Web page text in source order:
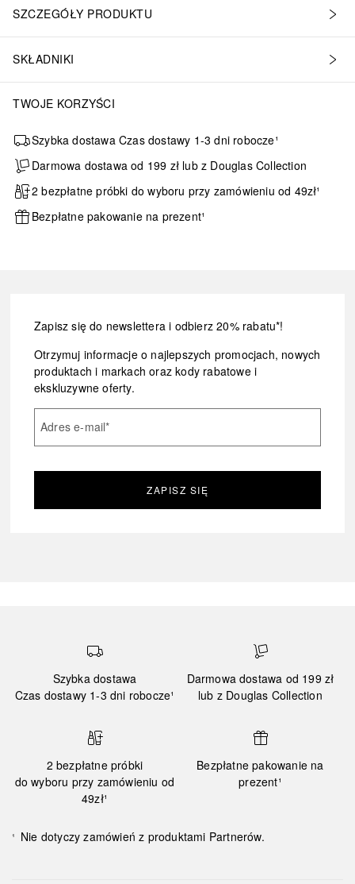
SZCZEGÓŁY PRODUKTU
SKŁADNIKI
TWOJE KORZYŚCI
Szybka dostawa Czas dostawy 1-3 dni robocze¹
Darmowa dostawa od 199 zł lub z Douglas Collection
2 bezpłatne próbki do wyboru przy zamówieniu od 49zł¹
Bezpłatne pakowanie na prezent¹
Zapisz się do newslettera i odbierz 20% rabatu*!
Otrzymuj informacje o najlepszych promocjach, nowych
produktach i markach oraz kody rabatowe i
ekskluzywne oferty.
Adres e-mail*
ZAPISZ SIĘ
Szybka dostawa
Czas dostawy 1-3 dni robocze¹
Darmowa dostawa od 199 zł
lub z Douglas Collection
2 bezpłatne próbki
do wyboru przy zamówieniu od
49zł¹
Bezpłatne pakowanie na
prezent¹
¹ Nie dotyczy zamówień z produktami Partnerów.